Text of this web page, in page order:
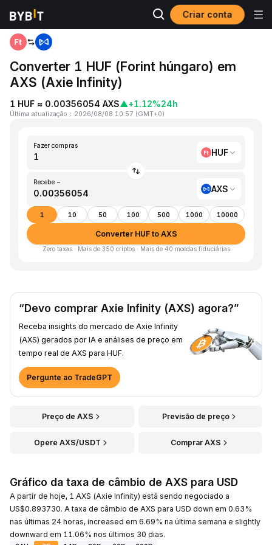
Criar conta
Página inicial
Converter 1 HUF (Forint húngaro) em
AXS (Axie Infinity)
1 HUF ≈ 0.00356054 AXS▲+1.12%24h
Última atualização ： 2026/08/08 10:57 (GMT+0)
Fazer compras
HUF
Recebe ~
AXS
1 10 50 100 500 1000 10000
Converter HUF to AXS
Zero taxas · Mais de 350 criptos · Mais de 40 moedas fiduciárias
“Devo comprar Axie Infinity (AXS) agora?”
Receba insights do mercado de Axie Infinity
(AXS) gerados por IA e análises de preço em
tempo real de AXS para HUF.
Pergunte ao TradeGPT
Preço de AXS Previsão de preço
Opere AXS/USDT Comprar AXS
Gráfico da taxa de câmbio de AXS para USD
A partir de hoje, 1 AXS (Axie Infinity) está sendo negociado a
US$0.893730. A taxa de câmbio de AXS para USD down em 0.63%
nas últimas 24 horas, increased em 6.69% na última semana e slightly
downward em 11.06% nos últimos 30 dias.